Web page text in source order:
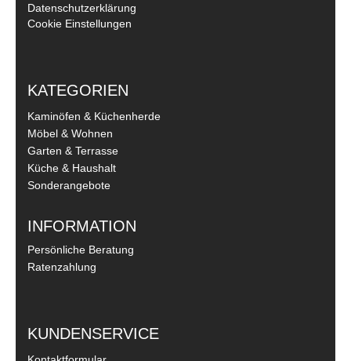
Datenschutzerklärung
Cookie Einstellungen
KATEGORIEN
Kaminöfen & Küchenherde
Möbel & Wohnen
Garten & Terrasse
Küche & Haushalt
Sonderangebote
INFORMATION
Persönliche Beratung
Ratenzahlung
KUNDENSERVICE